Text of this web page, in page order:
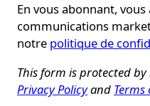
En vous abonnant,
communications
notre politique de
This form is protected by
Privacy Policyand Terms